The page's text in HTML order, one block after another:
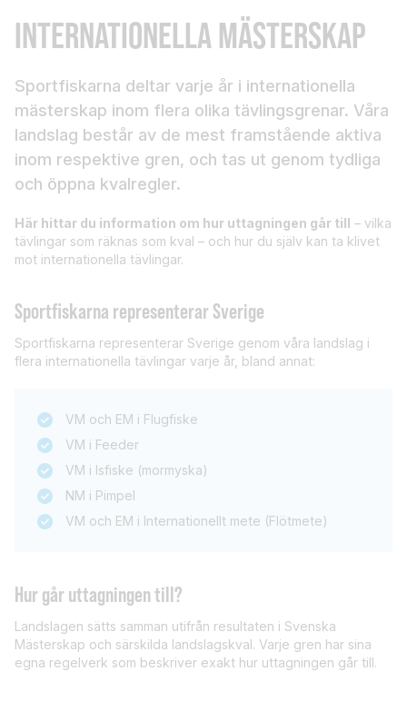
INTERNATIONELLA MÄSTERSKAP
Sportfiskarna deltar varje år i internationella
mästerskap inom flera olika tävlingsgrenar. Våra
landslag består av de mest framstående aktiva
inom respektive gren, och tas ut genom tydliga
och öppna kvalregler.
Här hittar du information om hur uttagningen går till
– vilka
tävlingar som räknas som kval – och hur du själv kan ta klivet
mot internationella tävlingar.
Sportfiskarna representerar Sverige
Sportfiskarna representerar Sverige genom våra landslag i
flera internationella tävlingar varje år, bland annat:
VM och EM i Flugfiske
VM i Feeder
VM i Isfiske (mormyska)
NM i Pimpel
VM och EM i Internationellt mete (Flötmete)
Hur går uttagningen till?
Landslagen sätts samman utifrån resultaten i Svenska
Mästerskap och särskilda landslagskval. Varje gren har sina
egna regelverk som beskriver exakt hur uttagningen går till.